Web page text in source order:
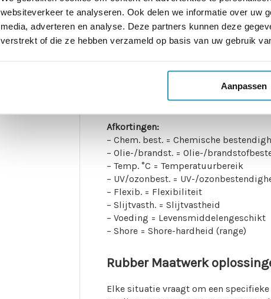
websiteverkeer te analyseren. Ook delen we informatie over uw
media, adverteren en analyse. Deze partners kunnen deze
verstrekt of die ze hebben verzameld op basis van uw gebruik
Aanpassen
Granulaat Beperkt Nee
PU Goed Goed
Afkortingen:
– Chem. best. = Chemische
– Olie-/brandst. = Olie-/
– Temp. °C = Temperatuurbereik
– UV/ozonbest. = UV-/
– Flexib. = Flexibiliteit
– Slijtvasth. = Slijtvastheid
– Voeding = Levensmiddelengeschikt
– Shore = Shore-hardheid (range)
Rubber Maatwerk
Elke situatie vraagt om een